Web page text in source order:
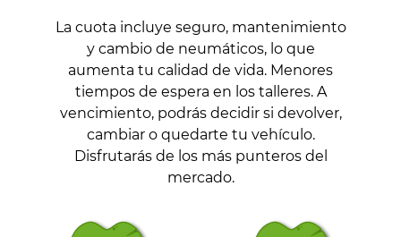
La cuota incluye seguro, mantenimiento
y cambio de neumáticos, lo que
aumenta tu calidad de vida. Menores
tiempos de espera en los talleres. A
vencimiento, podrás decidir si devolver,
cambiar o quedarte tu vehículo.
Disfrutarás de los más punteros del
mercado.